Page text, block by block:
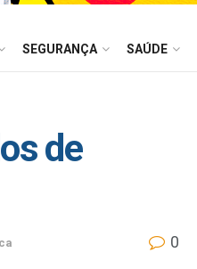
SEGURANÇA SAÚDE
de
0